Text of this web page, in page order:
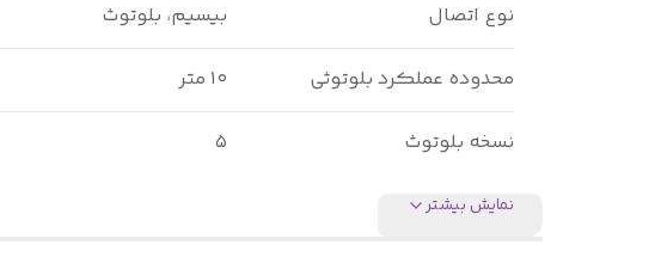
نوع اتصال بیسیم، بلوتوث
محدوده عملکرد بلوتوثی ۱۰ متر
نسخه بلوتوث ۵
نمایش بیشتر